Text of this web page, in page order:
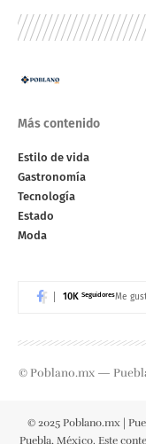
Más contenido
Estilo de vida
Gastronomía
Tecnología
Estado
Moda
10K SeguidoresMe
© Poblano.mx —
© 2025 Poblano.mx |
Puebla, México. Este